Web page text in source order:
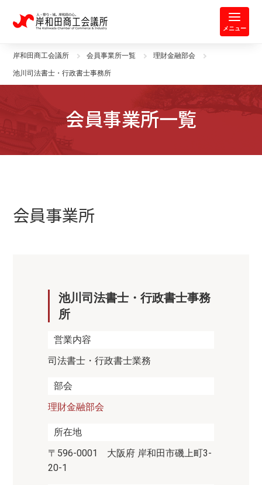
岸和田商工会議所 | 人・祭り・城。
メニュー
岸和田商工会議所 会員事業所一覧 理財金融部会
池川司法書士・行政書士事務所
会員事業所一覧
会員事業所
池川司法書士・行政書士事務
所
営業内容
司法書士・行政書士業務
部会
理財金融部会
所在地
〒596-0001 大阪府 岸和田市磯上町3-
20-1